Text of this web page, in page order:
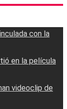
con la
en la película
videoclip de